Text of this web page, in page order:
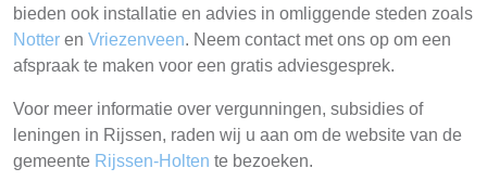
bieden ook installatie en advies in omliggende steden zoals
Notter en Vriezenveen. Neem contact met ons op om een
afspraak te maken voor een gratis adviesgesprek.
Voor meer informatie over vergunningen, subsidies of
leningen in Rijssen, raden wij u aan om de website van de
gemeente Rijssen-Holten te bezoeken.